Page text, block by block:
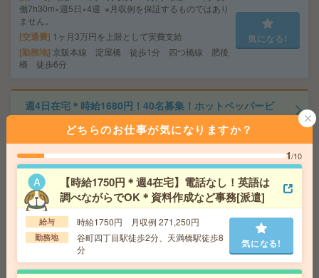
働7h30m×週5日×4週 ※月収例を保証するものではあり
ません。
交通費 1ヶ月3万円を上限として実費支給
勤務地 京阪本線 淀屋橋 徒歩1分 四つ橋線 肥後
橋 徒歩6分
気になる!
週4日在宅＊時給1680円！40名募集！ホットペッパービ
ューティーの校正・制作[派遣]
給 与 時給1680円 月収例 26万円 時給1680円×実
働8h×週5日×4週 ※月収例を保証するものではありませ
ん。※給与即受取りサービス利用可（利用条件有）
交通費 1ヶ月3万円を上限として実費支給
勤務地 御堂筋線 梅田(地下鉄) 徒歩3分
気になる!
時給1500円＊10-16時まで！非営利団体！未経験者歓迎＊
データ入力など[派遣]
どちらのお仕事が気になりますか？
1/10
【時給1750円＊週4在宅】電話なし！英語は
調べながらでOK＊資料作成など事務[派遣]
給与 時給1750円 月収例 271,250円
勤務地
谷町四丁目駅徒歩2分、天満橋駅徒歩8
分
気になる!